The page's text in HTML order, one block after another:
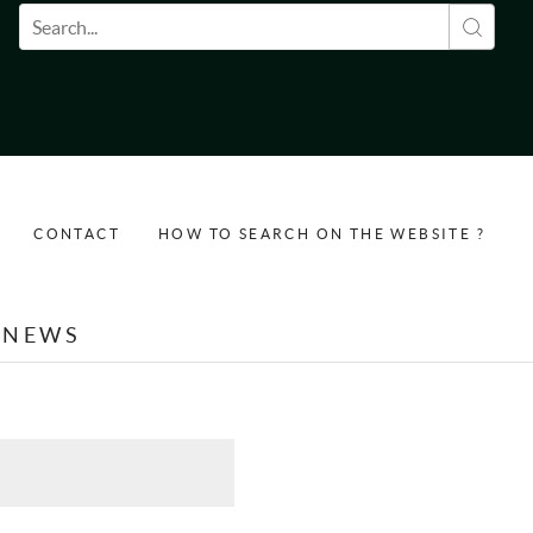
Search form
CONTACT HOW TO SEARCH ON THE WEBSITE ?
NEWS